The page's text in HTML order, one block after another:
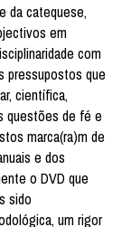
da catequese,
em
com
pressupostos que
científica,
questões de fé e
marca(ra)m de
e dos
o DVD que
sido
um rigor